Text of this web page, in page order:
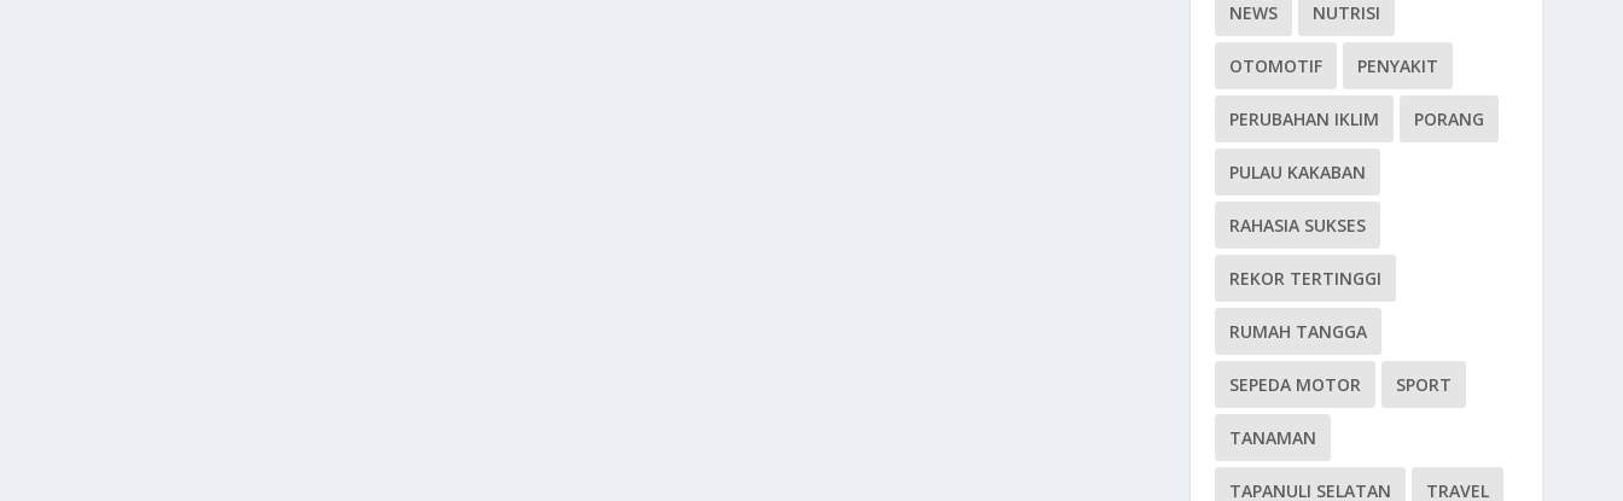
NEWS NUTRISI
OTOMOTIF PENYAKIT
PERUBAHAN IKLIM PORANG
PULAU KAKABAN
RAHASIA SUKSES
REKOR TERTINGGI
RUMAH TANGGA
SEPEDA MOTOR SPORT
TANAMAN
TAPANULI SELATAN TRAVEL